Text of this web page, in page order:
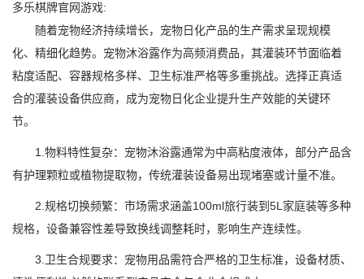
多乐棋牌官网游戏:
随着宠物经济持续增长，宠物日化产品的生产需求呈现规模
化、精细化趋势。宠物沐浴露作为高频消费品，其灌装环节面临着
粘度适配、容器规格多样、卫生标准严格等多重挑战。选择正真适
合的灌装设备供应商，成为宠物日化企业提升生产效能的关键环
节。
1.物料特性复杂：宠物沐浴露通常为中高粘度液体，部分产品含
有护理颗粒或植物提取物，传统灌装设备易出现堵塞或计量不准。
2.规格切换频繁：市场需求涵盖100ml旅行装到5L家庭装等多种
规格，设备兼容性差导致换线调整耗时，影响生产连续性。
3.卫生合规要求：宠物用品需符合严格的卫生标准，设备材质、